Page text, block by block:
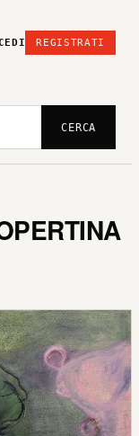
REGISTRATI
CERCA